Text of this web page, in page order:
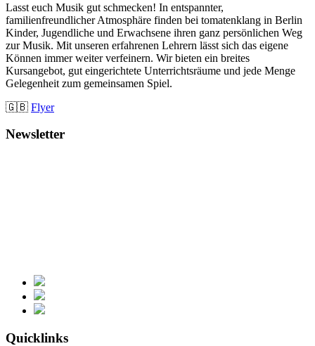
Lasst euch Musik gut schmecken! In entspannter,
familienfreundlicher Atmosphäre finden bei tomatenklang in Berlin
Kinder, Jugendliche und Erwachsene ihren ganz persönlichen Weg
zur Musik. Mit unseren erfahrenen Lehrern lässt sich das eigene
Können immer weiter verfeinern. Wir bieten ein breites
Kursangebot, gut eingerichtete Unterrichtsräume und jede Menge
Gelegenheit zum gemeinsamen Spiel.
🇬🇧 Flyer
Newsletter
Quicklinks